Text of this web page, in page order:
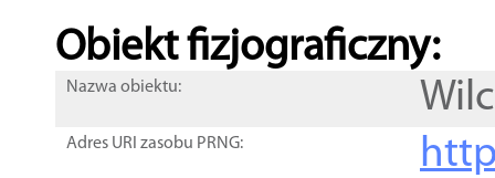
Obiekt fizjograficzny:
Nazwa obiektu:
Adres URI zasobu PRNG: